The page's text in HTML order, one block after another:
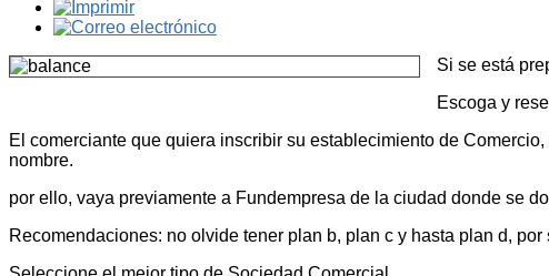
Si se está
Escoga y
El comerciante que quiera inscribir su establecimiento de
nombre.
por ello, vaya previamente a Fundempresa de la ciudad donde se
Recomendaciones: no olvide tener plan b, plan c y hasta plan d,